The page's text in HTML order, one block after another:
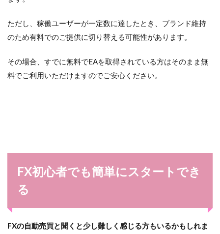
ただし、稼働ユーザーが一定数に達したとき、ブランド維持
のため有料でのご提供に切り替える可能性があります。
その場合、すでに無料でEAを取得されている方はそのまま無
料でご利用いただけますのでご安心ください。
FX初心者でも簡単にスタートでき
る
FXの自動売買と聞くと少し難しく感じる方もいるかもしれま